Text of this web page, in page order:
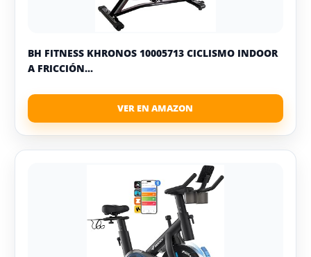
BH FITNESS KHRONOS 10005713 CICLISMO INDOOR
A FRICCIÓN...